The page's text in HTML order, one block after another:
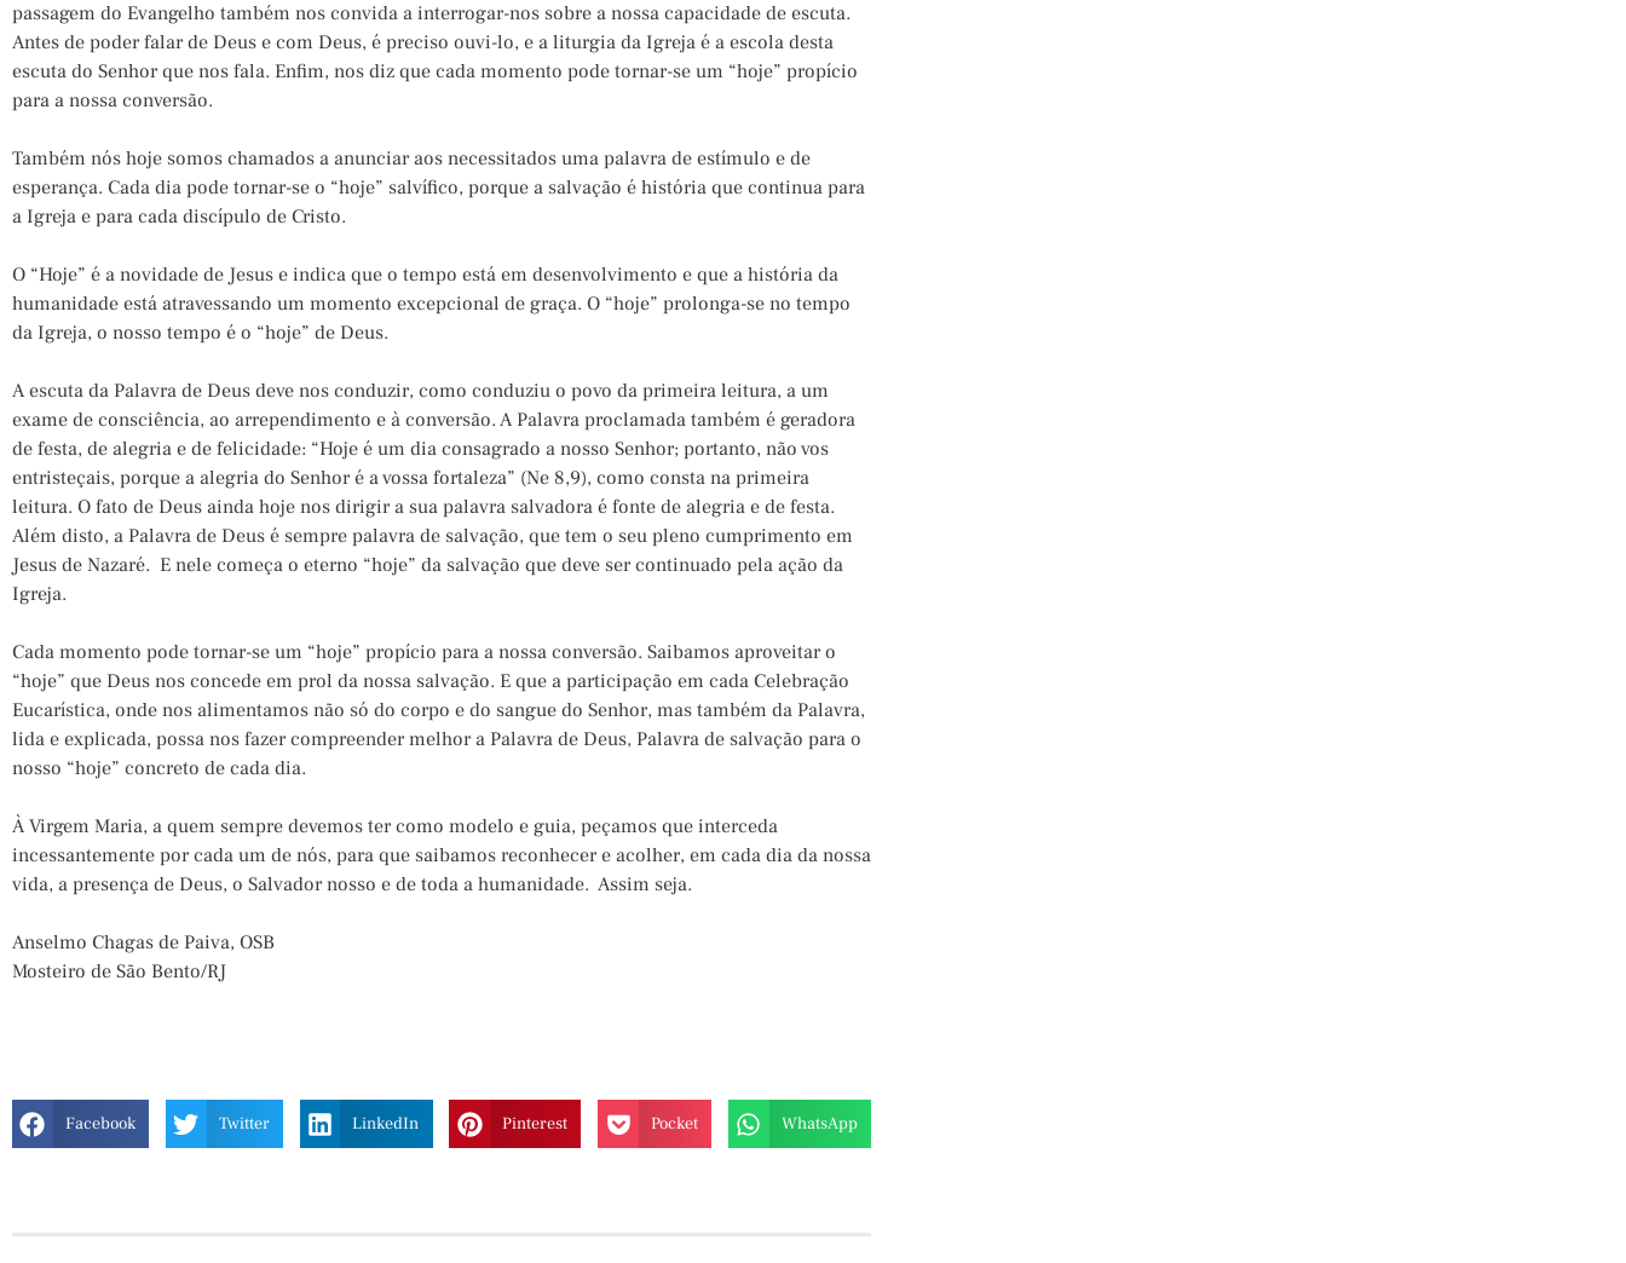
passagem do Evangelho também nos convida a interrogar-nos sobre a nossa capacidade de escuta.
Antes de poder falar de Deus e com Deus, é preciso ouvi-lo, e a liturgia da Igreja é a escola desta
escuta do Senhor que nos fala. Enfim, nos diz que cada momento pode tornar-se um “hoje” propício
para a nossa conversão.
Também nós hoje somos chamados a anunciar aos necessitados uma palavra de estímulo e de
esperança. Cada dia pode tornar-se o “hoje” salvífico, porque a salvação é história que continua para
a Igreja e para cada discípulo de Cristo.
O “Hoje” é a novidade de Jesus e indica que o tempo está em desenvolvimento e que a história da
humanidade está atravessando um momento excepcional de graça. O “hoje” prolonga-se no tempo
da Igreja, o nosso tempo é o “hoje” de Deus.
A escuta da Palavra de Deus deve nos conduzir, como conduziu o povo da primeira leitura, a um
exame de consciência, ao arrependimento e à conversão. A Palavra proclamada também é geradora
de festa, de alegria e de felicidade: “Hoje é um dia consagrado a nosso Senhor; portanto, não vos
entristeçais, porque a alegria do Senhor é a vossa fortaleza” (Ne 8,9), como consta na primeira
leitura. O fato de Deus ainda hoje nos dirigir a sua palavra salvadora é fonte de alegria e de festa.
Além disto, a Palavra de Deus é sempre palavra de salvação, que tem o seu pleno cumprimento em
Jesus de Nazaré. E nele começa o eterno “hoje” da salvação que deve ser continuado pela ação da
Igreja.
Cada momento pode tornar-se um “hoje” propício para a nossa conversão. Saibamos aproveitar o
“hoje” que Deus nos concede em prol da nossa salvação. E que a participação em cada Celebração
Eucarística, onde nos alimentamos não só do corpo e do sangue do Senhor, mas também da Palavra,
lida e explicada, possa nos fazer compreender melhor a Palavra de Deus, Palavra de salvação para o
nosso “hoje” concreto de cada dia.
À Virgem Maria, a quem sempre devemos ter como modelo e guia, peçamos que interceda
incessantemente por cada um de nós, para que saibamos reconhecer e acolher, em cada dia da nossa
vida, a presença de Deus, o Salvador nosso e de toda a humanidade. Assim seja.
Anselmo Chagas de Paiva, OSB
Mosteiro de São Bento/RJ
Facebook Twitter LinkedIn Pinterest Pocket WhatsApp